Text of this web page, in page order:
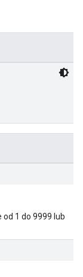
od 1 do 9999 lub